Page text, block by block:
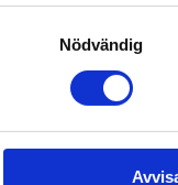
Nödvändig